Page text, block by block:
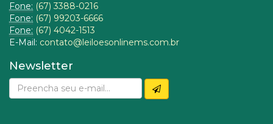
Fone: (67) 3388-0216
Fone: (67) 99203-6666
Fone: (67) 4042-1513
E-Mail: contato@leiloesonlinems.com.br
Newsletter